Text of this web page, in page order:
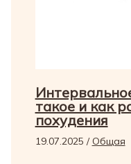
такое и как
похудения
19.07.2025 / Общая